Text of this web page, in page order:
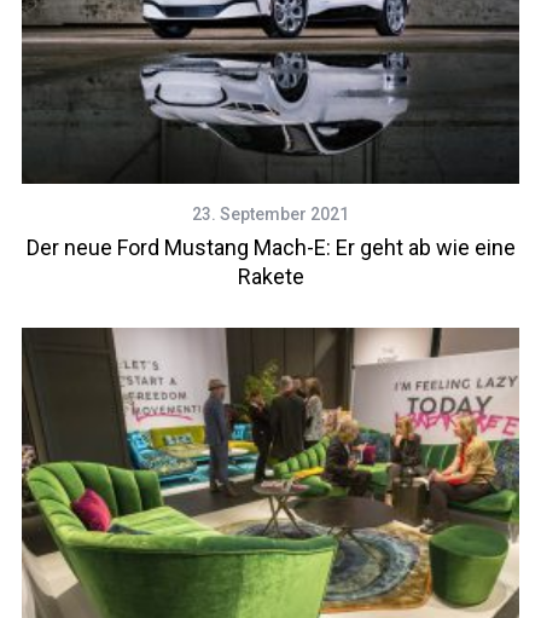
23. September 2021
Der neue Ford Mustang Mach-E: Er geht ab wie eine
Rakete